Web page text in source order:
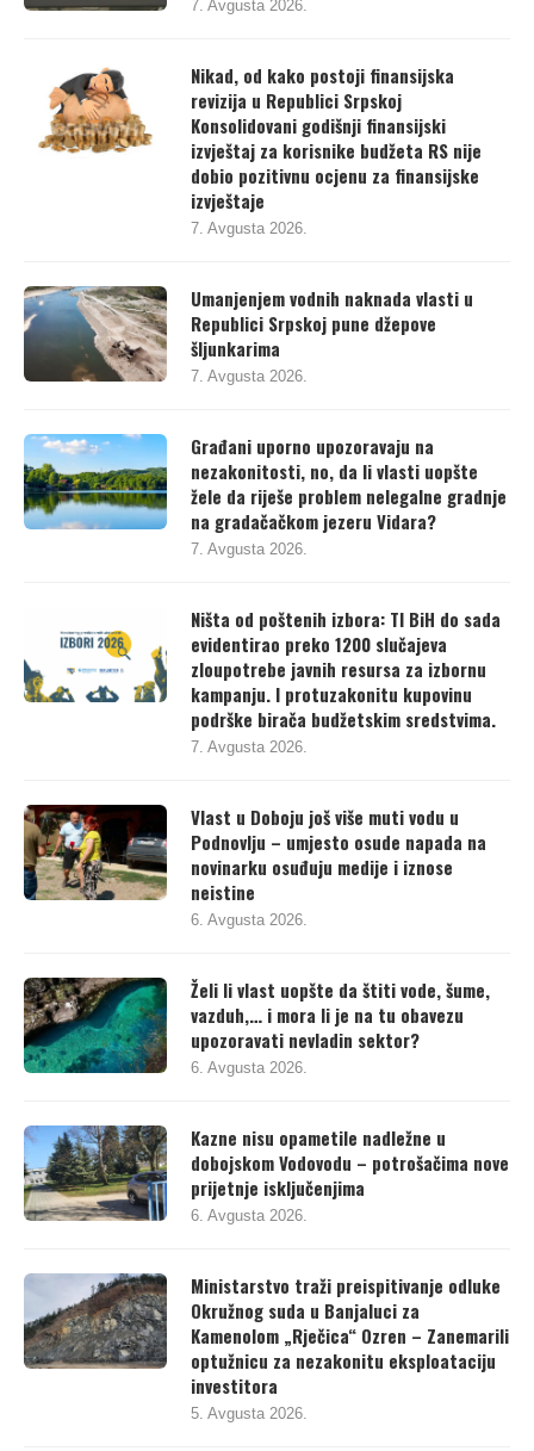
7. Avgusta 2026.
Nikad, od kako postoji finansijska
revizija u Republici Srpskoj
Konsolidovani godišnji finansijski
izvještaj za korisnike budžeta RS nije
dobio pozitivnu ocjenu za finansijske
izvještaje
7. Avgusta 2026.
Umanjenjem vodnih naknada vlasti u
Republici Srpskoj pune džepove
šljunkarima
7. Avgusta 2026.
Građani uporno upozoravaju na
nezakonitosti, no, da li vlasti uopšte
žele da riješe problem nelegalne gradnje
na gradačačkom jezeru Vidara?
7. Avgusta 2026.
Ništa od poštenih izbora: TI BiH do sada
evidentirao preko 1200 slučajeva
zloupotrebe javnih resursa za izbornu
kampanju. I protuzakonitu kupovinu
podrške birača budžetskim sredstvima.
7. Avgusta 2026.
Vlast u Doboju još više muti vodu u
Podnovlju – umjesto osude napada na
novinarku osuđuju medije i iznose
neistine
6. Avgusta 2026.
Želi li vlast uopšte da štiti vode, šume,
vazduh,… i mora li je na tu obavezu
upozoravati nevladin sektor?
6. Avgusta 2026.
Kazne nisu opametile nadležne u
dobojskom Vodovodu – potrošačima nove
prijetnje isključenjima
6. Avgusta 2026.
Ministarstvo traži preispitivanje odluke
Okružnog suda u Banjaluci za
Kamenolom „Rječica“ Ozren – Zanemarili
optužnicu za nezakonitu eksploataciju
investitora
5. Avgusta 2026.